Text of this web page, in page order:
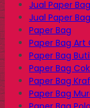
Jual Paper Bag
Jual Paper
Paper Bag
Paper Bag Art
Paper Bag
Paper Bag
Paper Bag
Paper Bag